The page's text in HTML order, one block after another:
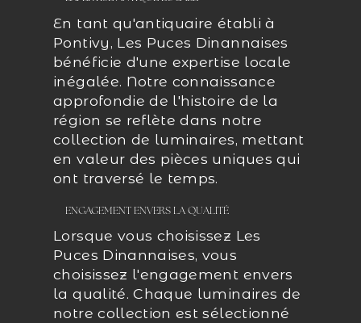
En tant qu'antiquaire établi à
Pontivy, Les Puces Dinannaises
bénéficie d'une expertise locale
inégalée. Notre connaissance
approfondie de l'histoire de la
région se reflète dans notre
collection de luminaires, mettant
en valeur des pièces uniques qui
ont traversé le temps.
ENGAGEMENT ENVERS LA QUALITÉ
Lorsque vous choisissez Les
Puces Dinannaises, vous
choisissez l'engagement envers
la qualité. Chaque luminaires de
notre collection est sélectionné